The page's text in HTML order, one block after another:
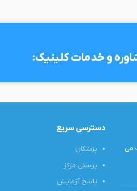
و خدمات کلینیک:
می
دسترسی سریع
پزشکان
پرسنل مرکز
پاسخ آزمایش